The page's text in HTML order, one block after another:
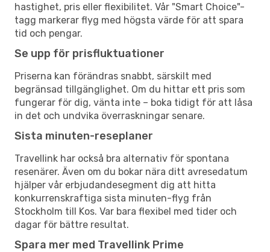
hastighet, pris eller flexibilitet. Vår "Smart Choice"-
tagg markerar flyg med högsta värde för att spara
tid och pengar.
Se upp för prisfluktuationer
Priserna kan förändras snabbt, särskilt med
begränsad tillgänglighet. Om du hittar ett pris som
fungerar för dig, vänta inte – boka tidigt för att låsa
in det och undvika överraskningar senare.
Sista minuten-reseplaner
Travellink har också bra alternativ för spontana
resenärer. Även om du bokar nära ditt avresedatum
hjälper vår erbjudandesegment dig att hitta
konkurrenskraftiga sista minuten-flyg från
Stockholm till Kos. Var bara flexibel med tider och
dagar för bättre resultat.
Spara mer med Travellink Prime